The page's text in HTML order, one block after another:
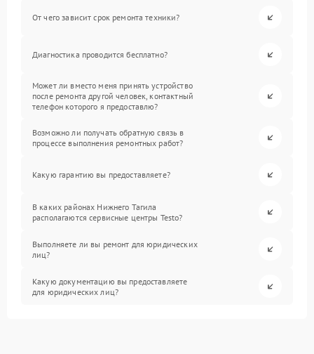
От чего зависит срок ремонта техники?
Диагностика проводится бесплатно?
Может ли вместо меня принять устройство
после ремонта другой человек, контактный
телефон которого я предоставлю?
Возможно ли получать обратную связь в
процессе выполнения ремонтных работ?
Какую гарантию вы предоставляете?
В каких районах Нижнего Тагила
располагаются сервисные центры Testo?
Выполняете ли вы ремонт для юридических
лиц?
Какую документацию вы предоставляете
для юридических лиц?